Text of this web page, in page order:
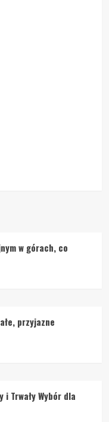
w górach, co
przyjazne
Trwały Wybór dla